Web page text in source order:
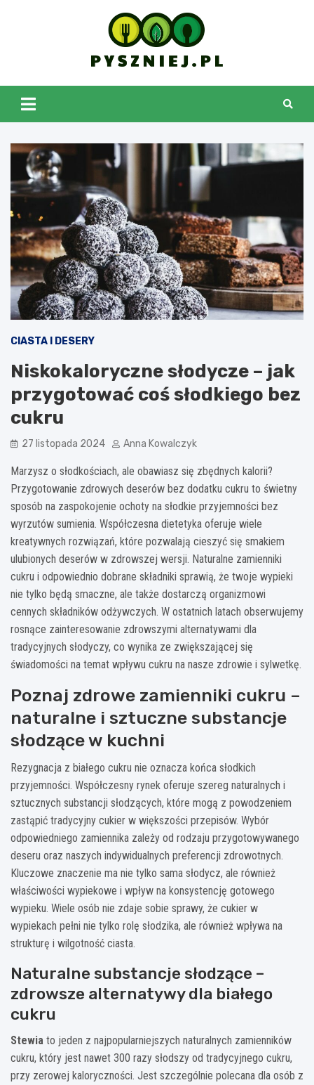
pyszniej.pl
CIASTA I DESERY
Niskokaloryczne słodycze – jak
przygotować coś słodkiego bez
cukru
27 listopada 2024 Anna Kowalczyk
Marzysz o słodkościach, ale obawiasz się zbędnych kalorii?
Przygotowanie zdrowych deserów bez dodatku cukru to świetny
sposób na zaspokojenie ochoty na słodkie przyjemności bez
wyrzutów sumienia. Współczesna dietetyka oferuje wiele
kreatywnych rozwiązań, które pozwalają cieszyć się smakiem
ulubionych deserów w zdrowszej wersji. Naturalne zamienniki
cukru i odpowiednio dobrane składniki sprawią, że twoje wypieki
nie tylko będą smaczne, ale także dostarczą organizmowi
cennych składników odżywczych. W ostatnich latach obserwujemy
rosnące zainteresowanie zdrowszymi alternatywami dla
tradycyjnych słodyczy, co wynika ze zwiększającej się
świadomości na temat wpływu cukru na nasze zdrowie i sylwetkę.
Poznaj zdrowe zamienniki cukru –
naturalne i sztuczne substancje
słodzące w kuchni
Rezygnacja z białego cukru nie oznacza końca słodkich
przyjemności. Współczesny rynek oferuje szereg naturalnych i
sztucznych substancji słodzących, które mogą z powodzeniem
zastąpić tradycyjny cukier w większości przepisów. Wybór
odpowiedniego zamiennika zależy od rodzaju przygotowywanego
deseru oraz naszych indywidualnych preferencji zdrowotnych.
Kluczowe znaczenie ma nie tylko sama słodycz, ale również
właściwości wypiekowe i wpływ na konsystencję gotowego
wypieku. Wiele osób nie zdaje sobie sprawy, że cukier w
wypiekach pełni nie tylko rolę słodzika, ale również wpływa na
strukturę i wilgotność ciasta.
Naturalne substancje słodzące –
zdrowsze alternatywy dla białego
cukru
Stewia to jeden z najpopularniejszych naturalnych zamienników
cukru, który jest nawet 300 razy słodszy od tradycyjnego cukru,
przy zerowej kaloryczności. Jest szczególnie polecana dla osób z